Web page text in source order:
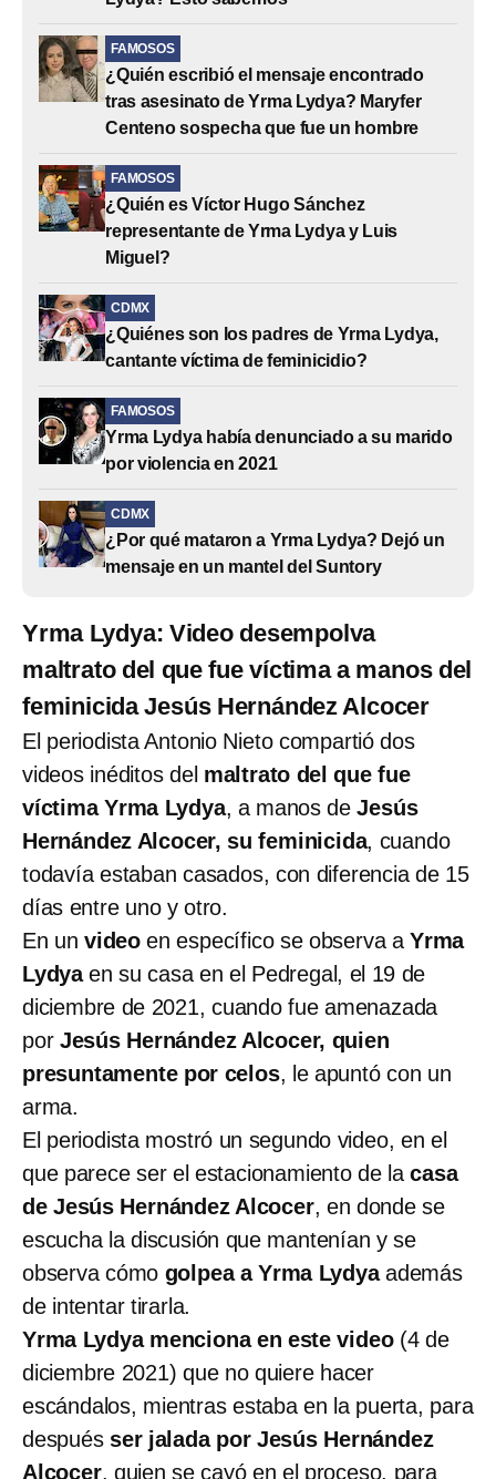
FAMOSOS
¿Quién escribió el mensaje encontrado
tras asesinato de Yrma Lydya? Maryfer
Centeno sospecha que fue un hombre
FAMOSOS
¿Quién es Víctor Hugo Sánchez
representante de Yrma Lydya y Luis
Miguel?
CDMX
¿Quiénes son los padres de Yrma Lydya,
cantante víctima de feminicidio?
FAMOSOS
Yrma Lydya había denunciado a su marido
por violencia en 2021
CDMX
¿Por qué mataron a Yrma Lydya? Dejó un
mensaje en un mantel del Suntory
Yrma Lydya: Video desempolva
maltrato del que fue víctima a manos del
feminicida Jesús Hernández Alcocer
El periodista Antonio Nieto compartió dos
videos inéditos del maltrato del que fue
víctima Yrma Lydya, a manos deJesús
Hernández Alcocer, su feminicida, cuando
todavía estaban casados, con diferencia de 15
días entre uno y otro.
En un video en específico se observa a Yrma
Lydyaen su casa en el Pedregal, el 19 de
diciembre de 2021, cuando fue amenazada
por Jesús Hernández Alcocer, quien
presuntamente por celos, le apuntó con un
arma.
El periodista mostró un segundo video, en el
que parece ser el estacionamiento de lacasa
de Jesús Hernández Alcocer, en donde se
escucha la discusión que mantenían y se
observa cómo golpea a Yrma Lydyaademás
de intentar tirarla.
Yrma Lydya menciona en este video(4 de
diciembre 2021) que no quiere hacer
escándalos, mientras estaba en la puerta, para
después ser jalada por Jesús Hernández
Alcocer, quien se cayó en el proceso, para